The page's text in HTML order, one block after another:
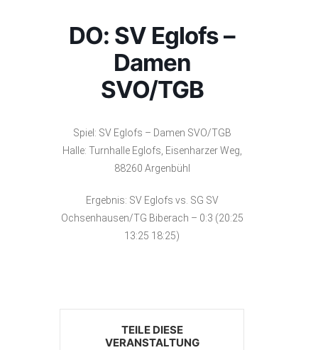
DO: SV Eglofs –
Damen
SVO/TGB
Spiel: SV Eglofs – Damen SVO/TGB
Halle: Turnhalle Eglofs, Eisenharzer Weg,
88260 Argenbühl
Ergebnis: SV Eglofs vs. SG SV
Ochsenhausen/TG Biberach – 0:3 (20:25
13:25 18:25)
TEILE DIESE
VERANSTALTUNG